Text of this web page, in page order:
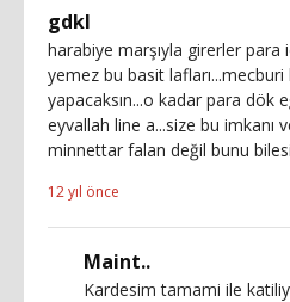
gdkl
harabiye marşıyla girerler para
yemez bu basit lafları...mecburi
yapacaksın...o kadar para dök
eyvallah line a...size bu imkanı
minnettar falan değil bunu
12 yıl önce
Maint..
Kardesim tamami ile